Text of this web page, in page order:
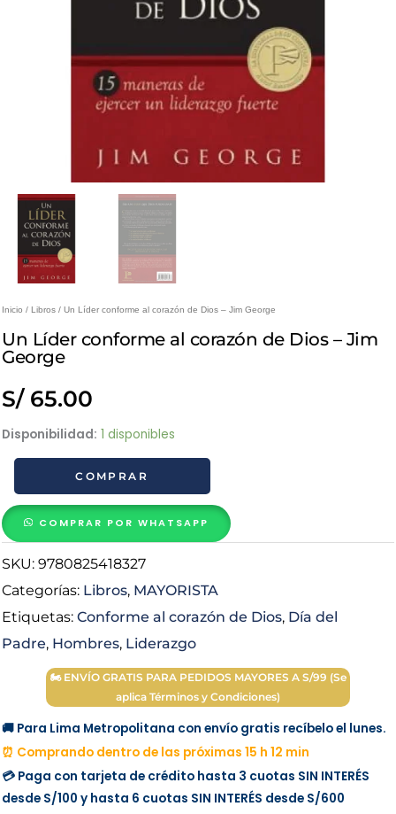
Inicio / Libros / Un Líder conforme al corazón de Dios – Jim George
Un Líder conforme al corazón de Dios – Jim
George
S/65.00
Disponibilidad: 1 disponibles
Un
Líder
corazón
de
Dios
-
Jim
cantidad
COMPRAR
COMPRAR POR WHATSAPP
SKU: 9780825418327
Categorías: Libros, MAYORISTA
Etiquetas: Conforme al corazón de Dios, Día del
Padre, Hombres, Liderazgo
🏍 ENVÍO GRATIS PARA PEDIDOS MAYORES A S/99 (Se
aplica Términos y Condiciones)
🚚 Para Lima Metropolitana con envío gratis recíbelo el lunes.
⏰ Comprando dentro de las próximas 15 h 12 min
💳 Paga con tarjeta de crédito hasta 3 cuotas SIN INTERÉS
desde S/100 y hasta 6 cuotas SIN INTERÉS desde S/600